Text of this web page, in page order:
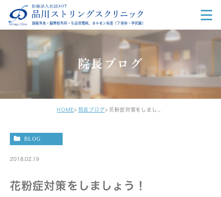
院長ブログ
HOME 院長ブログ
BLOG
2018.02.19
花粉症対策をしましょう！